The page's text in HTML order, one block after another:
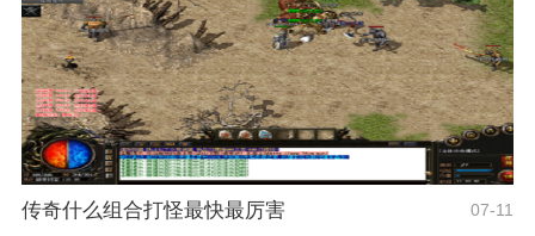
传奇什么组合打怪最快最厉害 07-11